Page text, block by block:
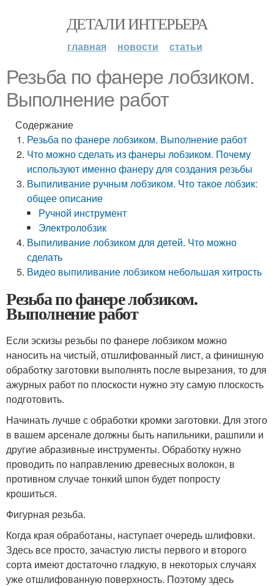
ДЕТАЛИ ИНТЕРЬЕРА
главная новости статьи
Резьба по фанере лобзиком.
Выполнение работ
Содержание
Резьба по фанере лобзиком. Выполнение работ
Что можно сделать из фанеры лобзиком. Почему
используют именно фанеру для создания резьбы
Выпиливание ручным лобзиком. Что такое лобзик:
общее описание
Ручной инструмент
Электролобзик
Выпиливание лобзиком для детей. Что можно
сделать
Видео выпиливание лобзиком небольшая хитрость
Резьба по фанере лобзиком.
Выполнение работ
Если эскизы резьбы по фанере лобзиком можно
наносить на чистый, отшлифованный лист, а финишную
обработку заготовки выполнять после вырезания, то для
ажурных работ по плоскости нужно эту самую плоскость
подготовить.
Начинать лучше с обработки кромки заготовки. Для этого
в вашем арсенале должны быть напильники, рашпили и
другие абразивные инструменты. Обработку нужно
проводить по направлению древесных волокон, в
противном случае тонкий шпон будет попросту
крошиться.
Фигурная резьба.
Когда края обработаны, наступает очередь шлифовки.
Здесь все просто, зачастую листы первого и второго
сорта имеют достаточно гладкую, в некоторых случаях
уже отшлифованную поверхность. Поэтому здесь